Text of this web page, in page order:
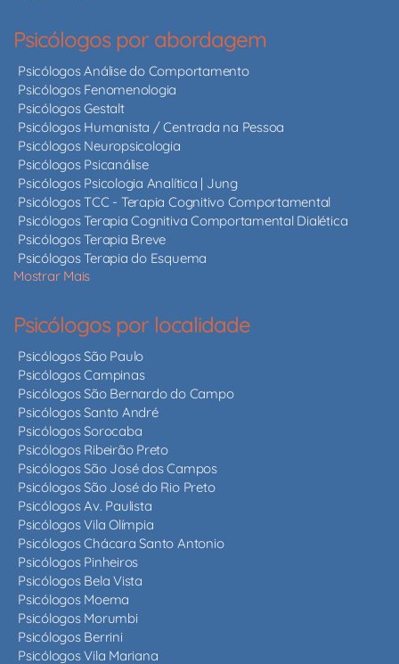
Psicólogos por abordagem
Psicólogos Análise do Comportamento
Psicólogos Fenomenologia
Psicólogos Gestalt
Psicólogos Humanista / Centrada na Pessoa
Psicólogos Neuropsicologia
Psicólogos Psicanálise
Psicólogos Psicologia Analítica | Jung
Psicólogos TCC - Terapia Cognitivo Comportamental
Psicólogos Terapia Cognitiva Comportamental Dialética
Psicólogos Terapia Breve
Psicólogos Terapia do Esquema
Mostrar Mais
Psicólogos por localidade
Psicólogos São Paulo
Psicólogos Campinas
Psicólogos São Bernardo do Campo
Psicólogos Santo André
Psicólogos Sorocaba
Psicólogos Ribeirão Preto
Psicólogos São José dos Campos
Psicólogos São José do Rio Preto
Psicólogos Av. Paulista
Psicólogos Vila Olímpia
Psicólogos Chácara Santo Antonio
Psicólogos Pinheiros
Psicólogos Bela Vista
Psicólogos Moema
Psicólogos Morumbi
Psicólogos Berrini
Psicólogos Vila Mariana